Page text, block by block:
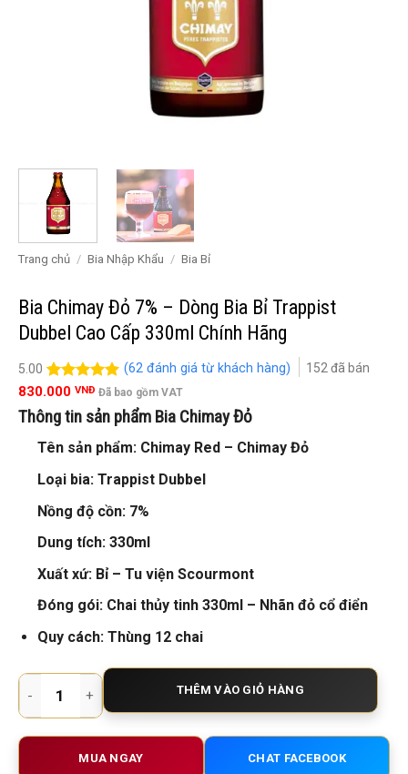
Trang chủ / Bia Nhập Khẩu / Bia Bỉ
Bia Chimay Đỏ 7% – Dòng Bia Bỉ Trappist
Dubbel Cao Cấp 330ml Chính Hãng
5.00
5.00 trên 5
62
đánh giá
(62đánh giá từ khách hàng) 152 đã bán
830.000 VNĐ Đã bao gồm VAT
Thông tin sản phẩm Bia Chimay Đỏ
Tên sản phẩm: Chimay Red – Chimay Đỏ
Loại bia: Trappist Dubbel
Nồng độ cồn: 7%
Dung tích: 330ml
Xuất xứ: Bỉ – Tu viện Scourmont
Đóng gói: Chai thủy tinh 330ml – Nhãn đỏ cổ điển
Quy cách: Thùng 12 chai
Bia Chimay Đỏ 7% - Dòng Bia Bỉ Trappist Dubbel Cao Cấp
THÊM VÀO GIỎ HÀNG
MUA NGAY CHAT FACEBOOK